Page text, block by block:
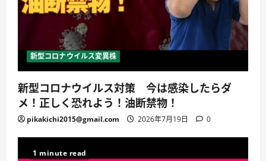
新型コロナウイルス変異株
新型コロナウイルス対策 今は感染したらダ
メ！正しく恐れよう！油断禁物！
pikakichi2015@gmail.com 2026年7月19日 0
1 minute read